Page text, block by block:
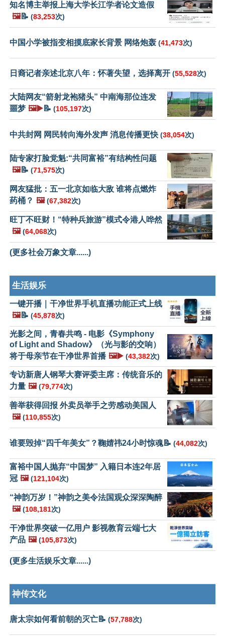
知名博主举报上海大学长江学者论文造假
🖼️📝 (83,253次)
中国小学被指变相摸底家长背景 网络炮轰 (41,473次)
日裔记者亲述北京八年：怀著失望，选择离开 (55,528次)
大陆网友“箭射龙袍猪头” 中南海那位连发
噩梦 🖼️▶️📝 (105,197次)
中共封网 网民转向海外发声 消息传播更快 (38,054次)
陆专家打脸党魁:“共同富裕”有结构性问题
🖼️📝 (71,575次)
网友猛批：五一北京如临大敌 谁将点燃炸
药桶？ 🖼️ (67,382次)
旺丁不旺财！“特种兵旅游”模式令港人哗然
🖼️ (64,068次)
(更多社会万象文章......)
生活娱乐
一键开播｜干净世界手机直播功能正式上线
🖼️📝 (45,878次)
光影之间，青春共鸣 - 电影《Symphony
of Light and Shadow》（光与影的交响）
将于母亲节在干净世界首播 🖼️▶️ (43,382次)
专访新唐人钢琴大赛评委主席：传统音乐的
力量 🖼️ (79,774次)
善举获得回报 外卖员举手之劳感动美国人
🖼️ (110,855次)
谁要毁掉“四千年美女”？鞠婧祎24小时惊魂📝 (44,082次)
富裕中国人抛弃“中国梦” 入籍日本连2年居
冠 🖼️ (121,104次)
“神韵万岁！”神韵之美令法国观众深深陶醉
🖼️ (108,181次)
干净世界突破一亿用户 影视教育云端七大
产品 🖼️ (105,873次)
(更多生活娱乐文章......)
神传文化
唐太宗如何看前朝的灭亡📝 (57,788次)